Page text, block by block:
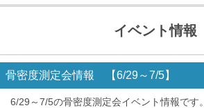
商品紹介
採用情報
会社情報
イベント情報
骨密度測定会情報 【6/29～7/5】
6/29～7/5の骨密度測定会イベント情報です。